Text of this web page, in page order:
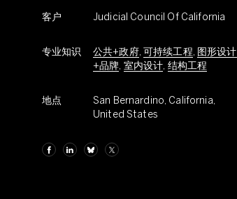
客户 Judicial Council Of California
专业知识 公共+政府, 可持续工程, 图形设计
+品牌, 室内设计, 结构工程
地点
San Bernardino, California,
United States